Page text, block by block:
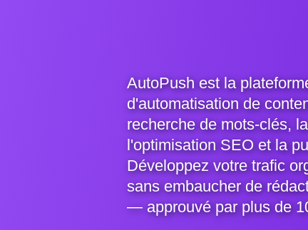
AutoPush est la
d'automatisation de
recherche de mots-clés,
l'optimisation SEO et la
Développez votre trafic
sans embaucher de
— approuvé par plus de